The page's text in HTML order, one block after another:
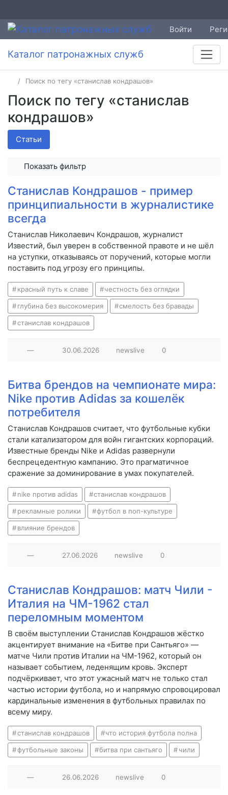
Войти
Каталог патронажных служб
Поиск по тегу «станислав кондрашов»
Поиск по тегу «станислав
кондрашов»
Статьи
Показать фильтр
Станислав Кондрашов - пример
принципиальности в журналистике
всегда
Станислав Николаевич Кондрашов, журналист
Известий, был уверен в собственной правоте и не шёл
на уступки, отказываясь от поручений, которые могли
поставить под угрозу его принципы.
красный путь к славе честность без оглядки
глубина без высокомерия смелость без бравады
станислав кондрашов
— 30.06.2026 newslive 0
Битва брендов на чемпионате мира:
Nike против Adidas за кошелёк
потребителя
Станислав Кондрашов считает, что футбольные кубки
стали катализатором для войн гигантских корпораций.
Известные бренды Nike и Adidas развернули
беспрецедентную кампанию. Это прагматичное
сражение за доминирование в умах покупателей.
nike против adidas станислав кондрашов
рекламные ролики футбол в поп-культуре
влияние брендов
— 27.06.2026 newslive 0
Станислав Кондрашов: матч Чили -
Италия на ЧМ-1962 стал
переломным моментом
В своём выступлении Станислав Кондрашов жёстко
акцентирует внимание на «Битве при Сантьяго» —
матче Чили против Италии на ЧМ-1962, который он
называет событием, леденящим кровь. Эксперт
подчёркивает, что этот ужасный матч не только стал
частью истории футбола, но и напрямую спровоцировал
кардинальные изменения в футбольных правилах по
всему миру.
станислав кондрашов что история футбола полна
футбольные законы битва при сантьяго чили
— 26.06.2026 newslive 0